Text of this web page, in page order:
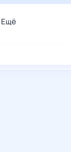
Ещё